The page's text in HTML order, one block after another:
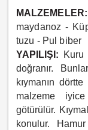
maydanoz -
tuzu - Pul biber
YAPILIŞI:
Kuru
doğranır.
kıymanın
malzeme iyice
götürülür.
konulur.